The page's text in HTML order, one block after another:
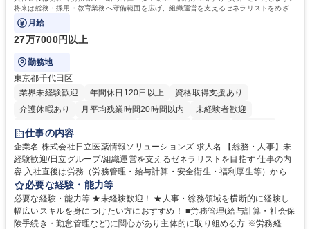
将来は総務・採用・教育業務へ守備範囲を広げ、組織運営を支えるゼネラリストをめざせ
ます。
月給
27万7000円以上
勤務地
東京都千代田区
業界未経験歓迎
年間休日120日以上
資格取得支援あり
介護休暇あり
月平均残業時間20時間以内
未経験者歓迎
住宅手当あり
育休あり
完全週休2日制 交通費支給 土日祝休み 寮・社宅あり
仕事の内容
企業名 株式会社日立医薬情報ソリューションズ 求人名 【総務・人事】未
経験歓迎/日立グループ/組織運営を支えるゼネラリストを目指す 仕事の内
容 入社直後は労務（労務管理・給与計算・安全衛生・福利厚生等）からお
任せいたします。将来は総務・採用・教育業務へ守備範囲を広げ、組織運
営を支えるゼネラリストをめざせます。 ・初期業務：労働時間管理、給与
計算、社会保険対応、福利厚生管理、安全衛生、健康経営推進等をお任せ
します。ご経験に応じて、休職者管理など、幅広く経験を積んでいただき
必要な経験・能力等
必要な経験・能力等 ★未経験歓迎！ ★人事・総務領域を横断的に経験し
幅広いスキルを身につけたい方におすすめ！ ■労務管理(給与計算・社会保
険手続き・勤怠管理など)に関心があり主体的に取り組める方 ※労務経験